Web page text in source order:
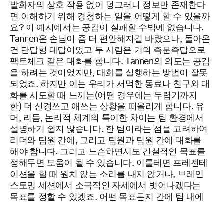
발화자의 상호 작용 없이 덩그러니 정보만 존재한다
면 이해하기 위해 경청하는 일을 어떻게 할 수 있을까
요? 이 예시에서는 공감이 실패할 수밖에 없습니다.
Tannen은 손님이 좀 더 편안해지길 바랐으나, 돌아온
건 단답형 대답이었고 두 사람은 거의 즉문즉답으로
팩트체크 같은 대화를 합니다. Tannen의 의도는 공감
을 하려는 것이었지만, 대화를 실행하는 방법이 잘못
되었죠. 하지만 이는 우리가 서먹한 동료나 친구와 대
화를 시도할 때 느끼는(어떤 경우에는 두렵기까지
한) 더 신경쓰고 애쓰는 상황을 떠올리게 합니다. 유
머, 리듬, 논리적 체계의 특이한 차이는 팀 환경에서
설명하기 쉽지 않습니다. 한 팀이라는 점을 고려하여
리더와 팀원 간에, 그리고 팀원과 팀원 간에 대화를
해야 합니다. 그리고 느슨하면서도 건설적인 목표를
정해두면 도움이 될 수 있습니다. 이를테면 프레젠테
이션을 할 때 원치 않는 소리를 내지 않거나, 브레인
스토밍 세션에서 소극적인 자세에서 벗어나겠다는
목표를 정할 수 있겠죠. 어떤 목표든지 간에 팀 내에